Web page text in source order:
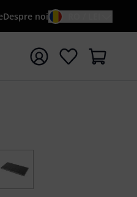
Despre noi
{searchTerm}